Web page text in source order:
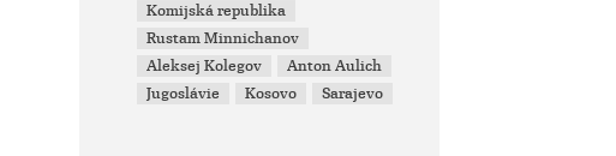
Komijská republika
Rustam Minnichanov
Aleksej Kolegov
Anton Aulich
Jugoslávie
Kosovo Sarajevo